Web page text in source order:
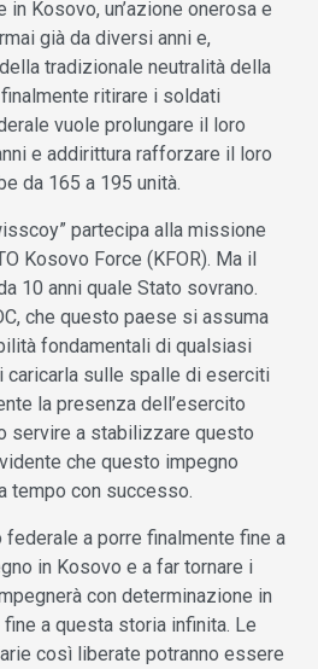
Kosovo, un’azione onerosa e
già da diversi anni e,
tradizionale neutralità della
ritirare i soldati
vuole prolungare il loro
e addirittura rafforzare il loro
da 165 a 195 unità.
partecipa alla missione
Kosovo Force (KFOR). Ma il
10 anni quale Stato sovrano.
che questo paese si assuma
fondamentali di qualsiasi
caricarla sulle spalle di eserciti
la presenza dell’esercito
servire a stabilizzare questo
che questo impegno
tempo con successo.
federale a porre finalmente fine a
in Kosovo e a far tornare i
con determinazione in
a questa storia infinita. Le
così liberate potranno essere